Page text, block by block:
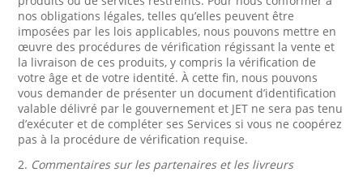
nos obligations légales, telles qu’elles peuvent être
imposées par les lois applicables, nous pouvons mettre en
œuvre des procédures de vérification régissant la vente et
la livraison de ces produits, y compris la vérification de
votre âge et de votre identité. À cette fin, nous pouvons
vous demander de présenter un document d’identification
valable délivré par le gouvernement et JET ne sera pas tenu
d’exécuter et de compléter ses Services si vous ne coopérez
pas à la procédure de vérification requise.
2. Commentaires sur les partenaires et les livreurs